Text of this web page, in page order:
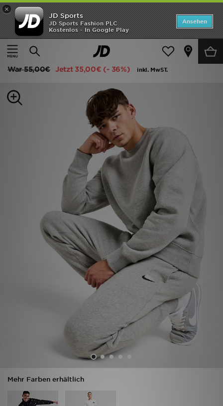
×
JD Sports
JD Sports Fashion PLC
Kostenlos - In Google Play
Ansehen
Startseite
Herren Herrenbekleidung Jogginghosen
Nike Foundation Jogginghose
War55,00€ Jetzt 35,00€ (- 36%) inkl. MwST.
Mehr Farben erhältlich
Startseite
ANGEBOTE
Herren
Meine Nachrichten
Bestellverfolgung